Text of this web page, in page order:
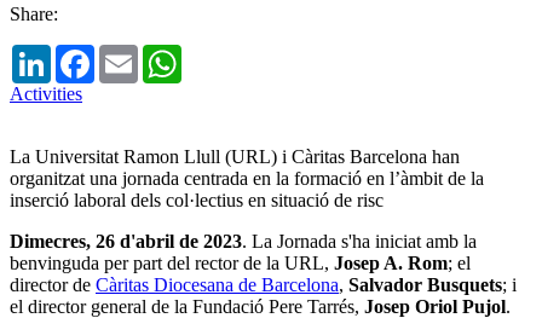
Share:
LinkedInFacebook
Email
Activities
La Universitat Ramon Llull (URL) i Càritas Barcelona han
organitzat una jornada centrada en la formació en l’àmbit de la
inserció laboral dels col·lectius en situació de risc
Dimecres, 26 d'abril de 2023. La Jornada s'ha iniciat amb la
benvinguda per part del rector de la URL, Josep A. Rom; el
director de Càritas Diocesana de Barcelona, Salvador Busquets; i
el director general de la Fundació Pere Tarrés, Josep Oriol Pujol.